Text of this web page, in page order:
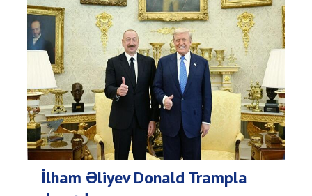
İlham Əliyev Donald Trampla